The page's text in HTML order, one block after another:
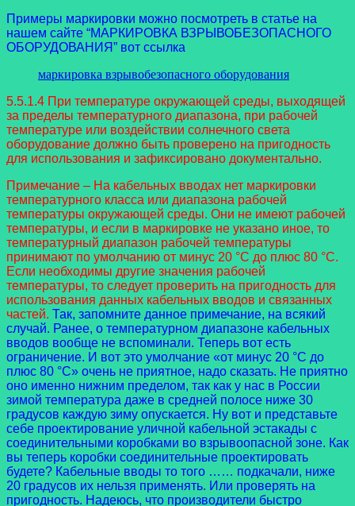
Примеры маркировки можно посмотреть в статье на
нашем сайте “МАРКИРОВКА ВЗРЫВОБЕЗОПАСНОГО
ОБОРУДОВАНИЯ” вот ссылка
маркировка взрывобезопасного оборудования
5.5.1.4 При температуре окружающей среды, выходящей
за пределы температурного диапазона, при рабочей
температуре или воздействии солнечного света
оборудование должно быть проверено на пригодность
для использования и зафиксировано документально.
Примечание – На кабельных вводах нет маркировки
температурного класса или диапазона рабочей
температуры окружающей среды. Они не имеют рабочей
температуры, и если в маркировке не указано иное, то
температурный диапазон рабочей температуры
принимают по умолчанию от минус 20 °C до плюс 80 °C.
Если необходимы другие значения рабочей
температуры, то следует проверить на пригодность для
использования данных кабельных вводов и связанных
частей. Так, запомните данное примечание, на всякий
случай. Ранее, о температурном диапазоне кабельных
вводов вообще не вспоминали. Теперь вот есть
ограничение. И вот это умолчание «от минус 20 °C до
плюс 80 °C» очень не приятное, надо сказать. Не приятно
оно именно нижним пределом, так как у нас в России
зимой температура даже в средней полосе ниже 30
градусов каждую зиму опускается. Ну вот и представьте
себе проектирование уличной кабельной эстакады с
соединительными коробками во взрывоопасной зоне. Как
вы теперь коробки соединительные проектировать
будете? Кабельные вводы то того …… подкачали, ниже
20 градусов их нельзя применять. Или проверять на
пригодность. Надеюсь, что производители быстро